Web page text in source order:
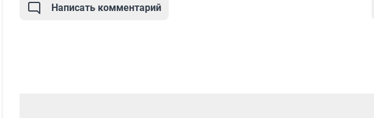
Написать комментарий